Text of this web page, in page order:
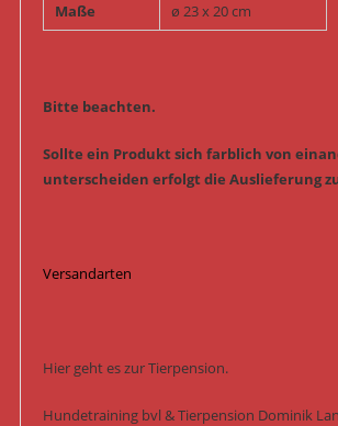
Maße
ø 23 x 20 cm
Bitte beachten.
Sollte ein Produkt sich farblich von
unterscheiden erfolgt die Auslieferung
Versandarten
Hier geht es zur Tierpension.
Hundetraining bvl & Tierpension Dominik